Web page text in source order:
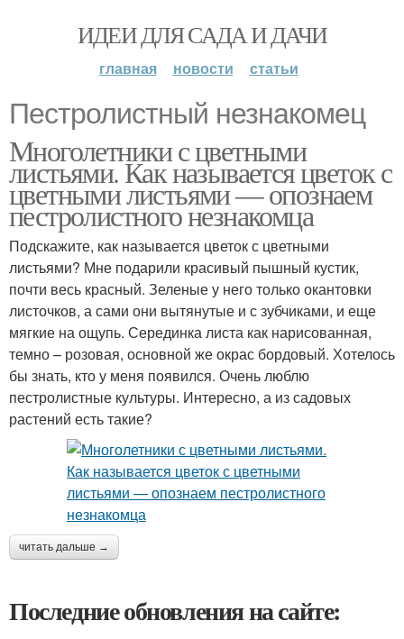
ИДЕИ ДЛЯ САДА И ДАЧИ
главная новости статьи
Пестролистный незнакомец
Многолетники с цветными
листьями. Как называется цветок с
цветными листьями — опознаем
пестролистного незнакомца
Подскажите, как называется цветок с цветными
листьями? Мне подарили красивый пышный кустик,
почти весь красный. Зеленые у него только окантовки
листочков, а сами они вытянутые и с зубчиками, и еще
мягкие на ощупь. Серединка листа как нарисованная,
темно – розовая, основной же окрас бордовый. Хотелось
бы знать, кто у меня появился. Очень люблю
пестролистные культуры. Интересно, а из садовых
растений есть такие?
читать дальше →
Последние обновления на сайте: